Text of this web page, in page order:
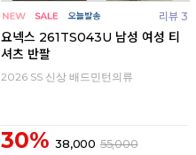
리뷰 3
요넥스 261TS043U 남성 여성 티
셔츠 반팔
2026 SS 신상 배드민턴의류
30% 38,000 55,000